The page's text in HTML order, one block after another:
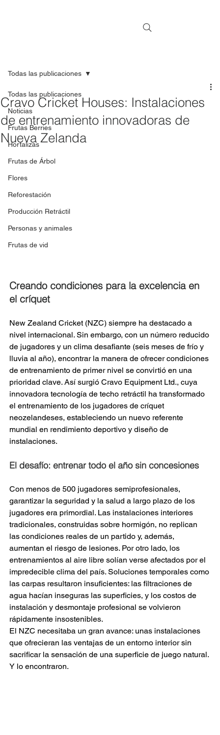
Todas las publicaciones
Noticias
Frutas Berries
Hortalizas
Frutas de Árbol
Flores
Reforestación
Producción Retráctil
Personas y animales
Frutas de vid
Todas las publicaciones
Cravo Cricket Houses: Instalaciones
de entrenamiento innovadoras de
Nueva Zelanda
Creando condiciones para la excelencia en
el críquet
New Zealand Cricket (NZC) siempre ha destacado a
nivel internacional. Sin embargo, con un número reducido
de jugadores y un clima desafiante (seis meses de frío y
lluvia al año), encontrar la manera de ofrecer condiciones
de entrenamiento de primer nivel se convirtió en una
prioridad clave. Así surgió Cravo Equipment Ltd., cuya
innovadora tecnología de techo retráctil ha transformado
el entrenamiento de los jugadores de críquet
neozelandeses, estableciendo un nuevo referente
mundial en rendimiento deportivo y diseño de
instalaciones.
El desafío: entrenar todo el año sin concesiones
Con menos de 500 jugadores semiprofesionales,
garantizar la seguridad y la salud a largo plazo de los
jugadores era primordial. Las instalaciones interiores
tradicionales, construidas sobre hormigón, no replican
las condiciones reales de un partido y, además,
aumentan el riesgo de lesiones. Por otro lado, los
entrenamientos al aire libre solían verse afectados por el
impredecible clima del país. Soluciones temporales como
las carpas resultaron insuficientes: las filtraciones de
agua hacían inseguras las superficies, y los costos de
instalación y desmontaje profesional se volvieron
rápidamente insostenibles.
El NZC necesitaba un gran avance: unas instalaciones
que ofrecieran las ventajas de un entorno interior sin
sacrificar la sensación de una superficie de juego natural.
Y lo encontraron.